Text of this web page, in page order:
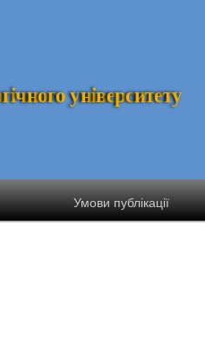
гічного університету
Умови публікації